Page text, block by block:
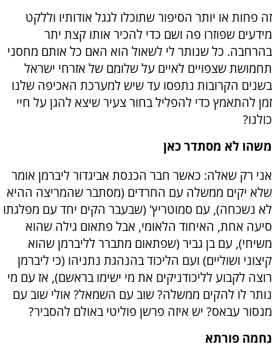
זה פחות או יותר הסיפור שתוכלו לגגל אודותיו וללקט
מידעים שפוזרו פה ושם כדי להכיר אותו קצת יתר
בהרחבה. כל שנותר לי לשאול הוא האם כל אותם מחסני
תחמושת שצפויים לאיים על שלומם של אזרחי ישראל
בשנים הקרובות נתפסו עד שיש למערכת האכיפה שלנו
זמן להתאמץ כדי להפליל בחור צעיר שיצא להגן על חיי
כולנו?
משהו לא מסתדר כאן
אני רק שאלה: כאשר חבר הכנסת אביגדור ליברמן אומר
שלא יקים ממשלה עם החרדים (מסתבר שהמריצה ההיא
לא נשכחה), עם סמוטריץ' (שבעבר הקים יחד עם מפלגתו
סיעה אחת, האיחוד הלאומי, אבל פתאום גילה שהוא
משיחי), עם בן גביר (שפתאום מתברר לליברמן שהוא
קיצוני ושוליים) ועם הליכוד בהנהגת נתניהו (כי ליברמן
רוצה לקבוע לליכודניקים את מי ישימו בראשם), אז עם מי
נותר לו להקים ממשלה? שוב עם השמאל? אולי שוב עם
מנסור עבאס? יש איזה פרשן פוליטי באולם להסביר?
נחמה פורתא